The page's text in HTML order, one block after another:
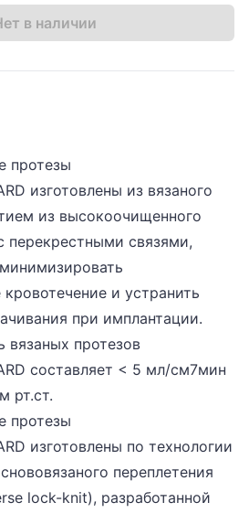
в наличии
протезы
изготовлены из вязаного
из высокоочищенного
перекрестными связями,
и устранить
при имплантации.
вязаных протезов
составляет < 5 мл/см7мин
рт.ст.
протезы
изготовлены по технологии
переплетения
lock-knit), разработанной